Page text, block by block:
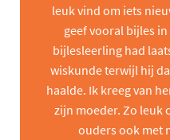
leuk vind om iets
geef vooral bijles
bijlesleerling had
wiskunde terwijl hij
haalde. Ik kreeg van
zijn moeder. Zo leuk
ouders ook met